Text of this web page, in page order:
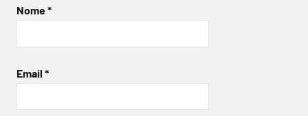
Nome*
Email *